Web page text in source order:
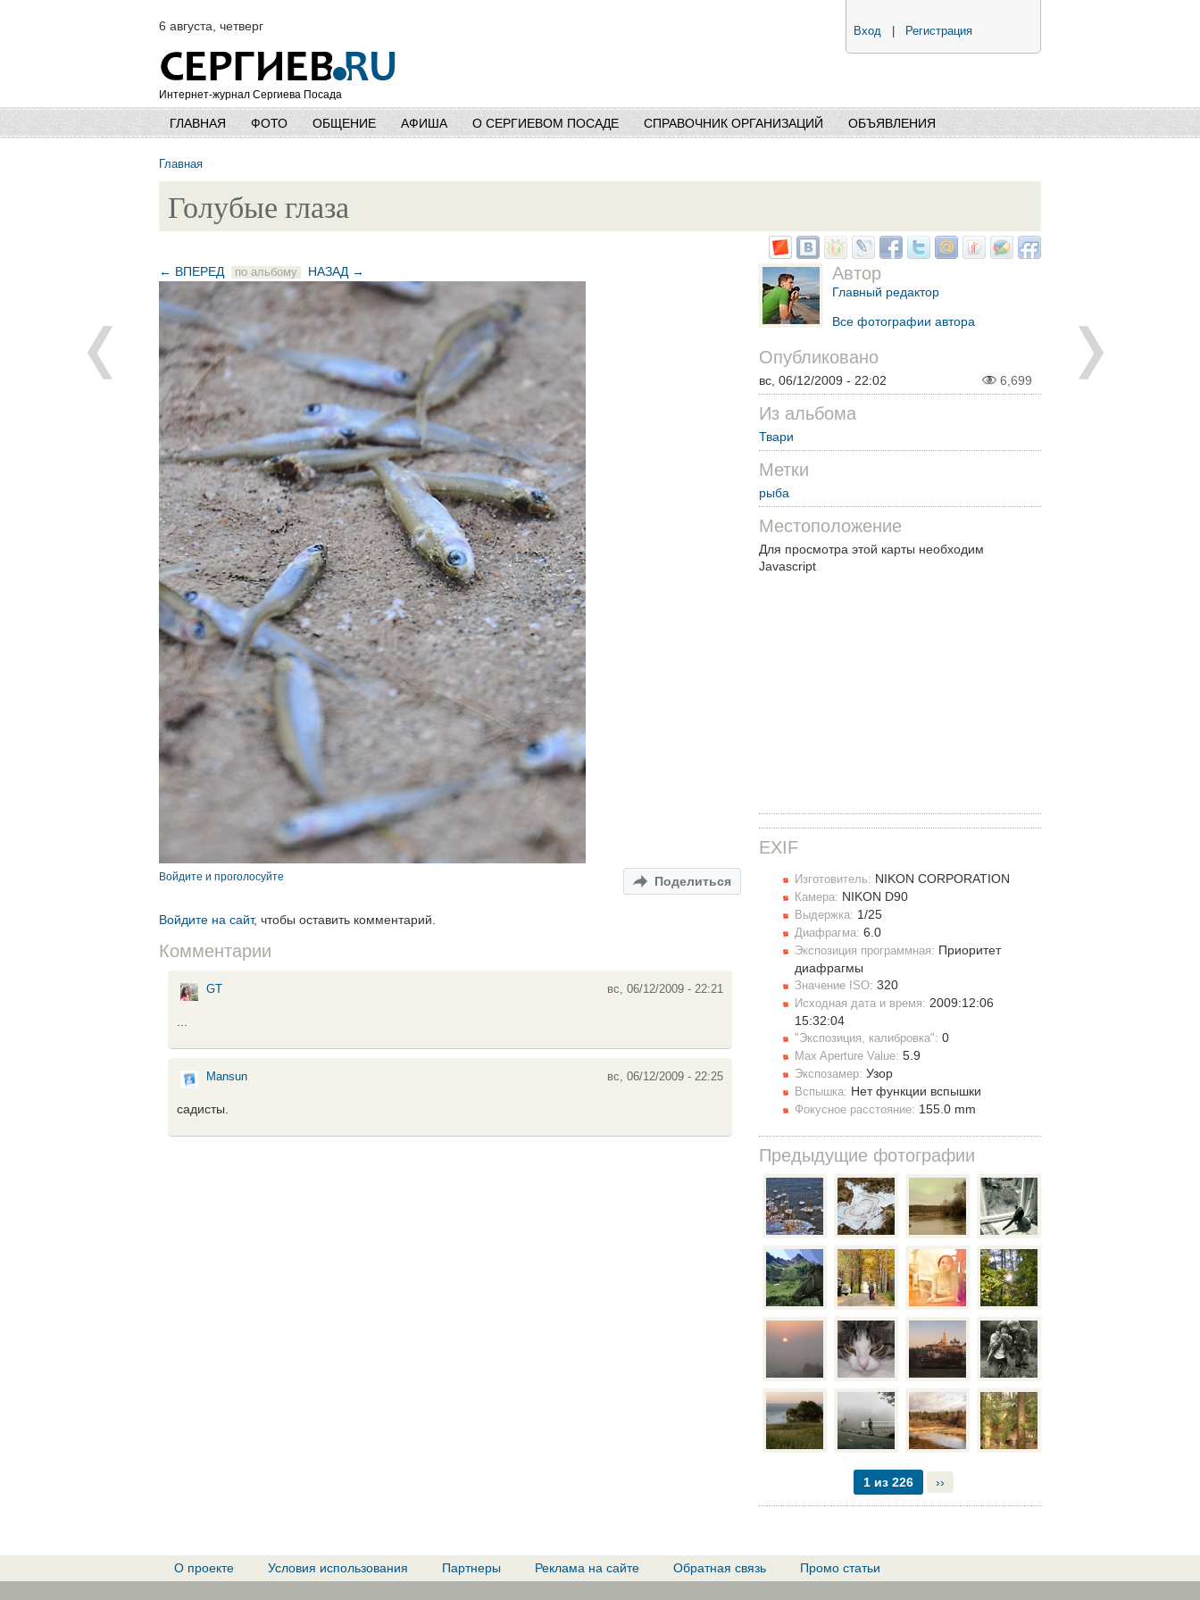
6 августа, четверг
Интернет-журнал Сергиева Посада
Вход Регистрация
ГЛАВНАЯ ФОТО ОБЩЕНИЕ АФИША О СЕРГИЕВОМ ПОСАДЕ СПРАВОЧНИК ОРГАНИЗАЦИЙ ОБЪЯВЛЕНИЯ
Главная
Голубые глаза
← ВПЕРЕД по альбому НАЗАД →
Поделиться
Войдите и проголосуйте
Войдите на сайт, чтобы оставить комментарий.
Комментарии
GT вс, 06/12/2009 - 22:21
...
Mansun вс, 06/12/2009 - 22:25
садисты.
Автор
Главный редактор
Все фотографии автора
6,699
Опубликовано
вс, 06/12/2009 - 22:02
Из альбома
Твари
Метки
рыба
Местоположение
Для просмотра этой карты необходим
Javascript
EXIF
Изготовитель: NIKON CORPORATION
Камера: NIKON D90
Выдержка: 1/25
Диафрагма: 6.0
Экспозиция программная: Приоритет
диафрагмы
Значение ISO: 320
Исходная дата и время: 2009:12:06
15:32:04
"Экспозиция, калибровка": 0
Max Aperture Value: 5.9
Экспозамер: Узор
Вспышка: Нет функции вспышки
Фокусное расстояние: 155.0 mm
Предыдущие фотографии
1 из 226 ››
О проекте Условия использования Партнеры Реклама на сайте Обратная связь Промо статьи